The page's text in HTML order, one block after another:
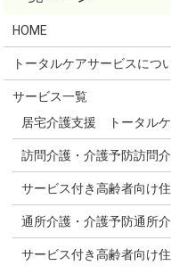
HOME
トータルケアサービスにつ
サービス一覧
居宅介護支援 トータル
訪問介護・介護予防訪問
サービス付き高齢者向け
通所介護・介護予防通所
サービス付き高齢者向け